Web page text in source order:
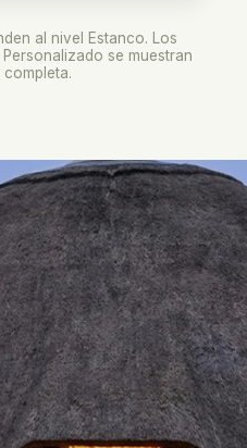
al nivel Estanco. Los
se muestran